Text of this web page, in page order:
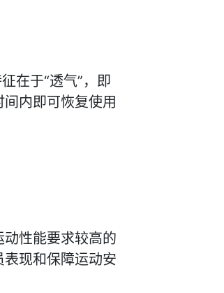
在于‍“透气”‍，即
内即可恢复使用
性能要求较高的
现和保障运动安